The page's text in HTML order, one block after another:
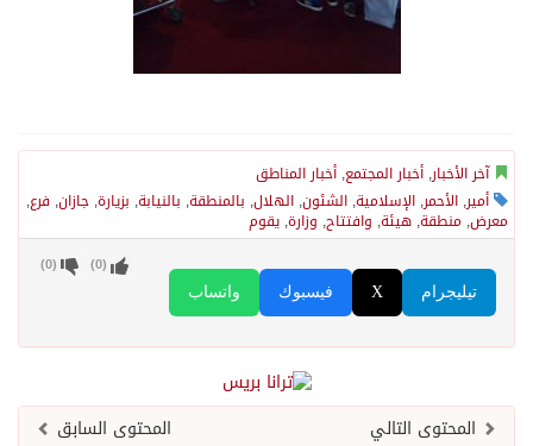
آخر الأخبار, أخبار المجتمع, أخبار المناطق
أمير, الأحمر, الإسلامية, الشئون, الهلال, بالمنطقة, بالنيابة, بزيارة, جازان, فرع,
معرض, منطقة, هيئة, وافتتاح, وزارة, يقوم
واتساب فيسبوك X تيليجرام
(
0
) (
0
)
المحتوى السابق المحتوى التالي